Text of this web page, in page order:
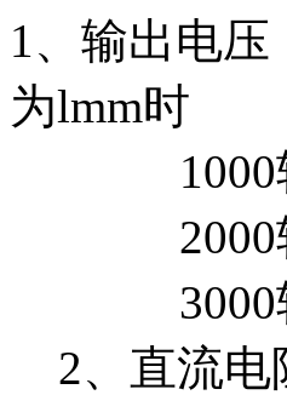
1、输出电
为lmm时
1000转
2000转
3000转
2、直流电